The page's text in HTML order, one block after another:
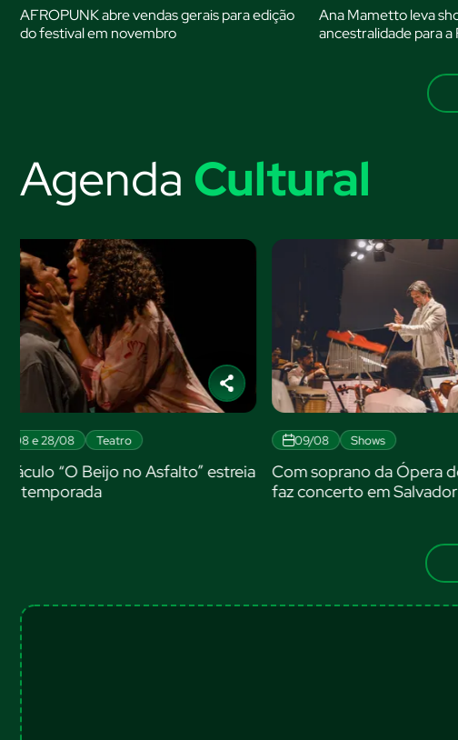
AFROPUNK abre vendas gerais para edição
do festival em novembro
Ana Mametto leva
ancestralidade para a
Agenda Cultural
09/08 Shows
Com soprano da Ópera de Paris, Osba
faz concerto em Salvador
13/08 e 30/08
Salvador recebe
‘Moraes Musical